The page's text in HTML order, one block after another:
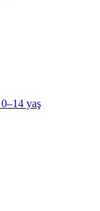
yaş